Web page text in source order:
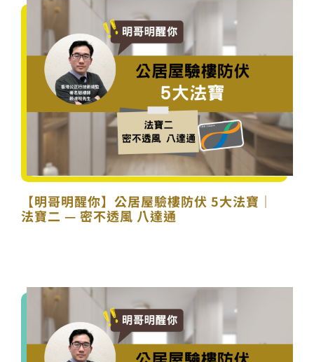
【明哥明醒你】公居屋驗樓防伏 5大法寶｜
法寶二 — 密不透風 八達通